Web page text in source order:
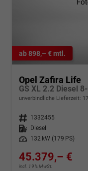
ab 898,– € mtl.
Opel Zafira Life
GS XL 2.2 Diesel
unverbindliche Lieferzeit:
Fahrzeugnr. 1332455
Kraftstoff
Diesel
Leistung
132 kW (179 PS)
45.379,– €
incl. 19% MwSt.